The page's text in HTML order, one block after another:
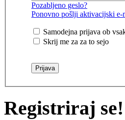
Pozabljeno geslo?
Ponovno pošlji aktivacijski e-
Samodejna prijava ob
Skrij me za za to sejo
Registriraj se!